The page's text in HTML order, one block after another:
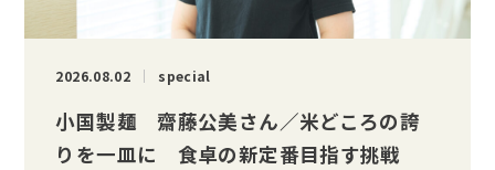
2026.08.02 special
小国製麺 齋藤公美さん／米どころの誇
りを一皿に 食卓の新定番目指す挑戦